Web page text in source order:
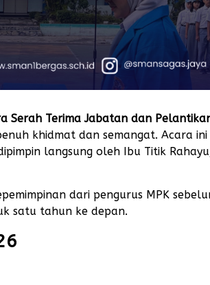
Serah Terima Jabatan dan
khidmat dan semangat. Acara ini
langsung oleh Ibu Titik Rahayu,
dari pengurus MPK
satu tahun ke depan.